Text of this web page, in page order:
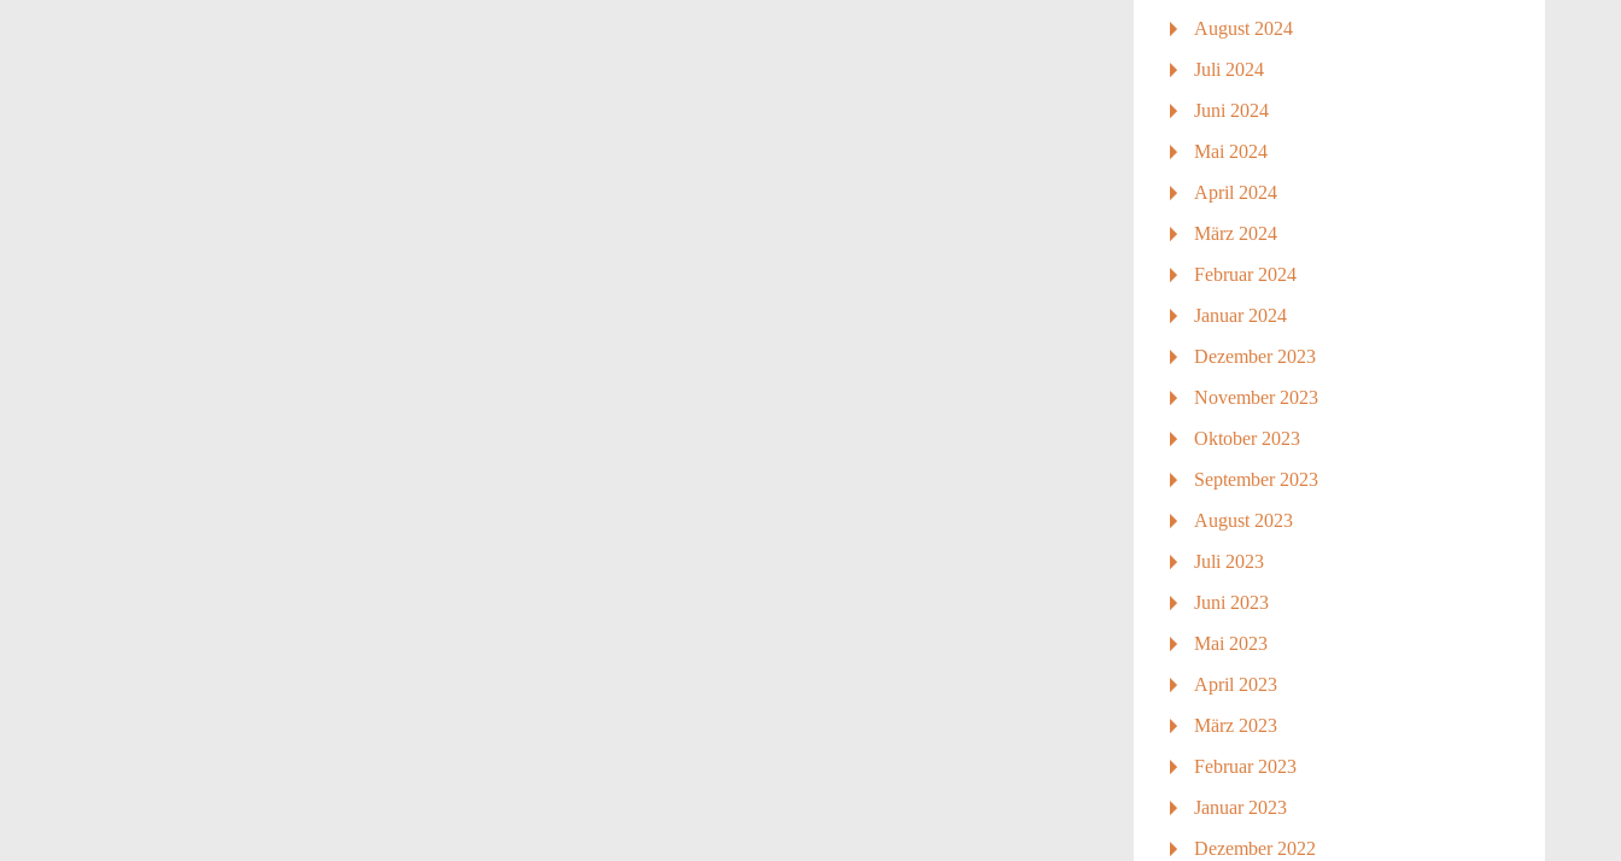
August 2024
Juli 2024
Juni 2024
Mai 2024
April 2024
März 2024
Februar 2024
Januar 2024
Dezember 2023
November 2023
Oktober 2023
September 2023
August 2023
Juli 2023
Juni 2023
Mai 2023
April 2023
März 2023
Februar 2023
Januar 2023
Dezember 2022